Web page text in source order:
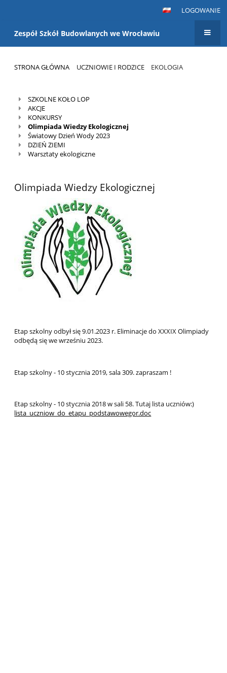
LOGOWANIE
Zespół Szkół Budowlanych we Wrocławiu
STRONA GŁÓWNA UCZNIOWIE I RODZICE EKOLOGIA
Ekologia
SZKOLNE KOŁO LOP
AKCJE
KONKURSY
Olimpiada Wiedzy Ekologicznej
Światowy Dzień Wody 2023
DZIEŃ ZIEMI
Warsztaty ekologiczne
Olimpiada Wiedzy Ekologicznej
Etap szkolny odbył się 9.01.2023 r. Eliminacje do XXXIX Olimpiady
odbędą się we wrześniu 2023.
Etap szkolny - 10 stycznia 2019, sala 309. zapraszam !
Etap szkolny - 10 stycznia 2018 w sali 58. Tutaj lista uczniów:)
lista_uczniow_do_etapu_podstawowegor.doc